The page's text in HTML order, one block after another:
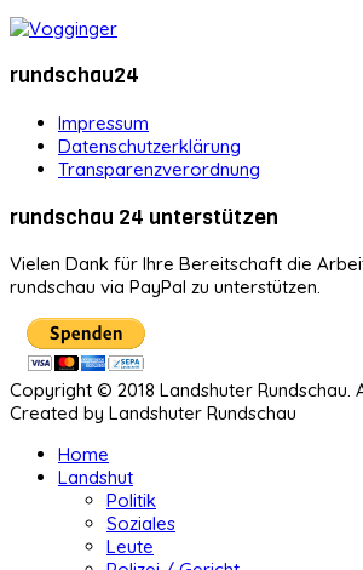
rundschau24
Impressum
Datenschutzerklärung
Transparenzverordnung
rundschau 24 unterstützen
Vielen Dank für Ihre Bereitschaft die
rundschau via PayPal zu unterstützen.
Copyright © 2018 Landshuter Rundschau.
Created by Landshuter Rundschau
Home
Landshut
Politik
Soziales
Leute